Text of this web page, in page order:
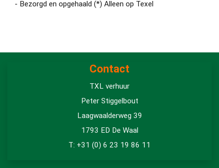
- Bezorgd en opgehaald (*) Alleen op Texel
Contact
TXL verhuur
Peter Stiggelbout
Laagwaalderweg 39
1793 ED De Waal
T: +31 (0) 6 23 19 86 11